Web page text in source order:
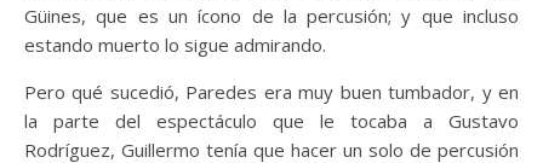
Güines, que es un ícono de la percusión; y que incluso
estando muerto lo sigue admirando.
Pero qué sucedió, Paredes era muy buen tumbador, y en
la parte del espectáculo que le tocaba a Gustavo
Rodríguez, Guillermo tenía que hacer un solo de percusión